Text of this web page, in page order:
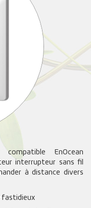
EnOcean
interrupteur sans fil
à distance divers
fastidieux